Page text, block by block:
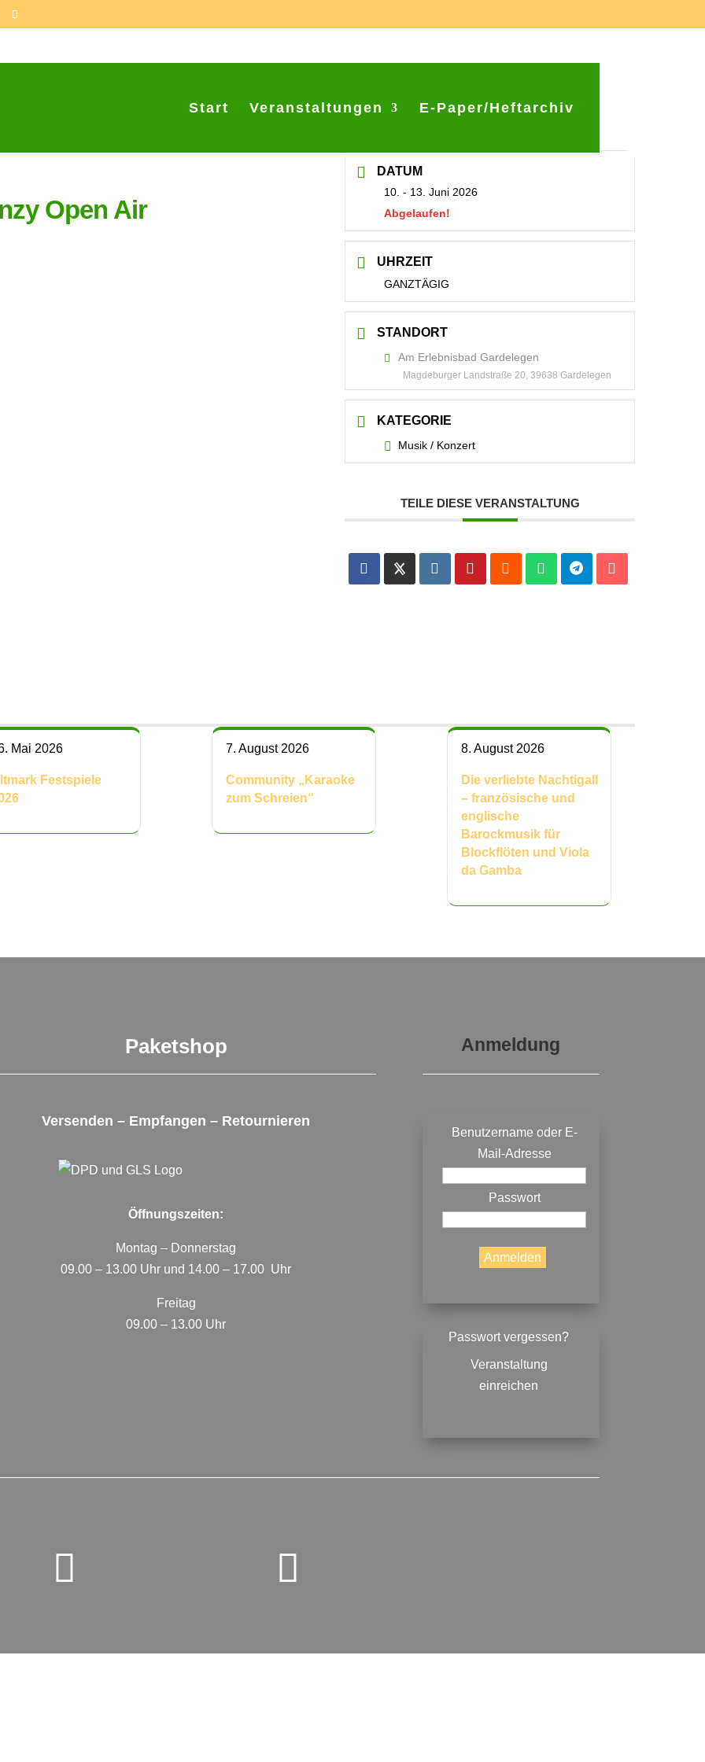
Start Veranstaltungen E-Paper/Heftarchiv
Open Air
DATUM
10. - 13. Juni 2026
Abgelaufen!
UHRZEIT
GANZTÄGIG
STANDORT
Am Erlebnisbad Gardelegen
Magdeburger Landstraße 20, 39638 Gardelegen
KATEGORIE
Musik / Konzert
TEILE DIESE VERANSTALTUNG
Mai 2026
Festspiele
7. August 2026
Community „Karaoke
zum Schreien“
8. August 2026
Die verliebte Nachtigall
– französische und
englische
Barockmusik für
Blockflöten und Viola
da Gamba
Paketshop
Versenden – Empfangen – Retournieren
Öffnungszeiten:
Montag – Donnerstag
09.00 – 13.00 Uhr und 14.00 – 17.00 Uhr
Freitag
09.00 – 13.00 Uhr
Anmeldung
Benutzername oder E-
Mail-Adresse
Passwort
Passwort vergessen?
Veranstaltung
einreichen